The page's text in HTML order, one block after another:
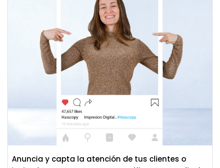
Anuncia y capta la atención de tus clientes o